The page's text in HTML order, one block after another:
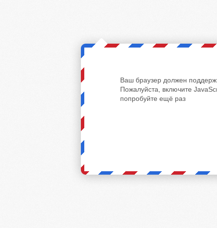
Ваш браузер должен
Пожалуйста, включите
попробуйте ещё раз